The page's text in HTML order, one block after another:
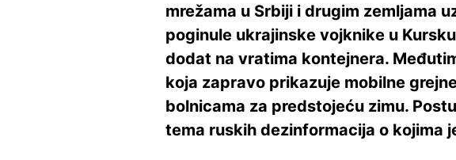
mrežama u Srbiji i drugim zemljama
poginule ukrajinske vojknike u
dodat na vratima kontejnera.
koja zapravo prikazuje mobilne
bolnicama za predstojeću zimu.
tema ruskih dezinformacija o kojima